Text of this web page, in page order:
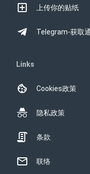
上传你的贴纸
Telegram-获取
Links
Cookies政策
隐私政策
条款
联络